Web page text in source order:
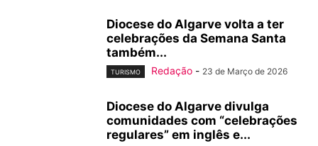
Diocese do Algarve volta a ter
celebrações da Semana Santa
também...
TURISMO Redação - 23 de Março de 2026
Diocese do Algarve divulga
comunidades com “celebrações
regulares” em inglês e...